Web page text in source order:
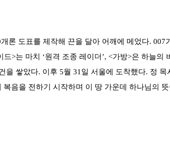
도표를 제작해 끈을 달아 어깨에 메었다.
>는 마치 ‘원격 조종 레이더’, <가방>은 하늘
쌓았다. 이후 5월 31일 서울에 도착했다. 정
음을 전하기 시작하며 이 땅 가운데 하나님의